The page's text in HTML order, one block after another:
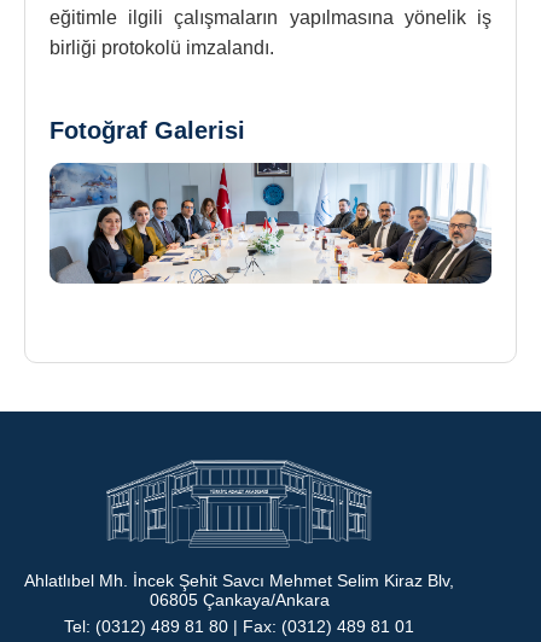
eğitimle ilgili çalışmaların yapılmasına yönelik iş
birliği protokolü imzalandı.
Fotoğraf Galerisi
Ahlatlıbel Mh. İncek Şehit Savcı Mehmet Selim Kiraz Blv,
06805 Çankaya/Ankara
Tel: (0312) 489 81 80 | Fax: (0312) 489 81 01